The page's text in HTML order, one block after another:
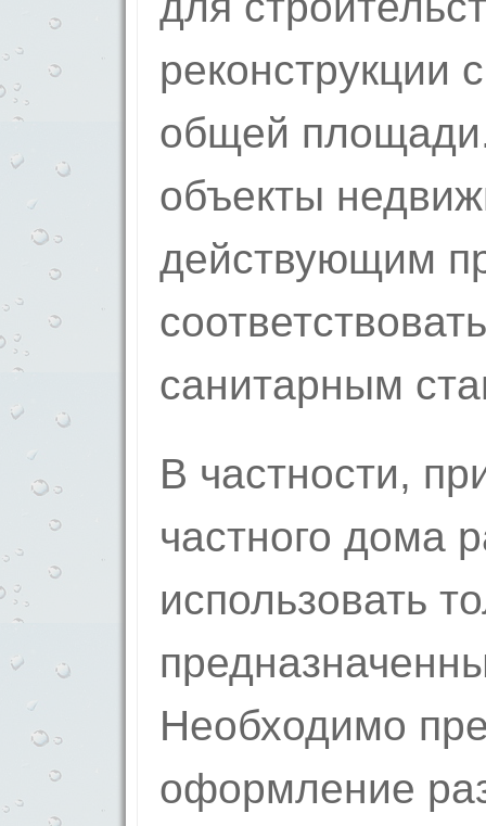
реконструкции
общей
объекты
действующим
санитарным
В частности,
частного дома
использовать
Необходимо
оформление